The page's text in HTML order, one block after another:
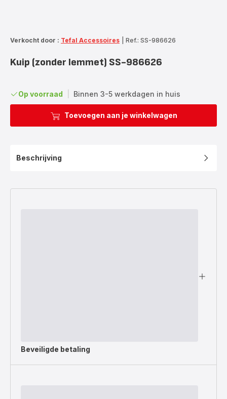
Verkocht door : Tefal Accessoires Ref.: SS-986626
Kuip (zonder lemmet) SS-986626
Op voorraad Binnen 3-5 werkdagen in huis
Toevoegen aan je winkelwagen
Beschrijving
Beveiligde betaling